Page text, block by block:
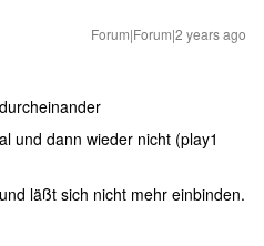
Forum|Forum|2 years ago
und dann wieder nicht (play1
läßt sich nicht mehr einbinden.